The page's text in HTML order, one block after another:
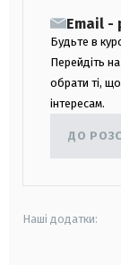
Email -
Будьте в
Перейдіть
обрати ті,
інтересам.
ДО
Наші додатки: